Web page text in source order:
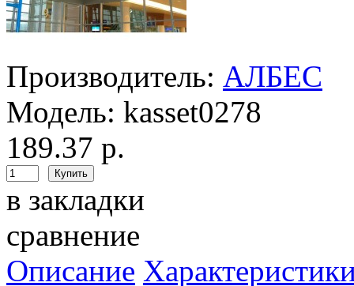
Производитель: АЛБЕС
Модель: kasset0278
189.37 р.
в закладки
сравнение
Описание